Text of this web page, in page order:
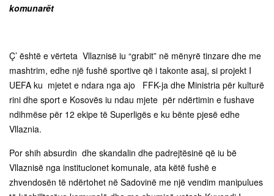
komunarët
Ç’ është e vërteta Vllaznisë iu “grabit” në mënyrë tinzare dhe me
mashtrim, edhe një fushë sportive që i takonte asaj, si projekt I
UEFA ku mjetet e ndara nga ajo FFK-ja dhe Ministria për kulturë
rini dhe sport e Kosovës iu ndau mjete për ndërtimin e fushave
ndihmëse për 12 ekipe të Superligës e ku bënte pjesë edhe
Vllaznia.
Por shih absurdin dhe skandalin dhe padrejtësinë që iu bë
Vllaznisë nga institucionet komunale, ata këtë fushë e
zhvendosën të ndërtohet në Sadovinë me një vendim manipulues